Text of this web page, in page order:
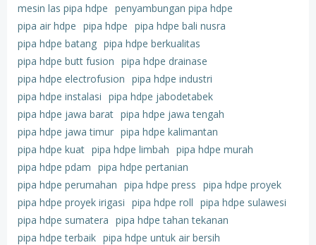
mesin las pipa hdpe penyambungan pipa hdpe
pipa air hdpe pipa hdpe pipa hdpe bali nusra
pipa hdpe batang pipa hdpe berkualitas
pipa hdpe butt fusion pipa hdpe drainase
pipa hdpe electrofusion pipa hdpe industri
pipa hdpe instalasi pipa hdpe jabodetabek
pipa hdpe jawa barat pipa hdpe jawa tengah
pipa hdpe jawa timur pipa hdpe kalimantan
pipa hdpe kuat pipa hdpe limbah pipa hdpe murah
pipa hdpe pdam pipa hdpe pertanian
pipa hdpe perumahan pipa hdpe press pipa hdpe proyek
pipa hdpe proyek irigasi pipa hdpe roll pipa hdpe sulawesi
pipa hdpe sumatera pipa hdpe tahan tekanan
pipa hdpe terbaik pipa hdpe untuk air bersih